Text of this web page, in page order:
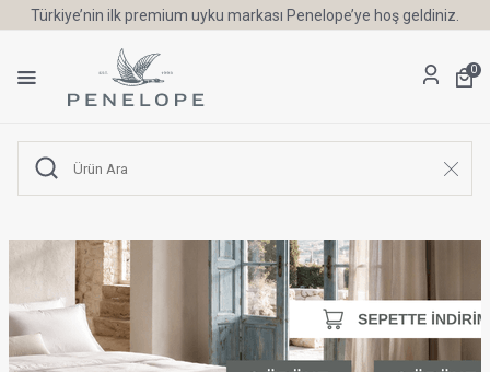
Türkiye’nin ilk premium uyku markası Penelope’ye hoş geldiniz.
0